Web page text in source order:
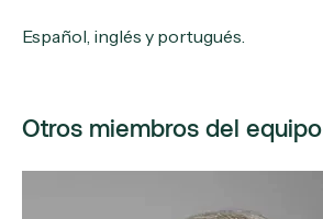
Español, inglés y portugués.
Otros miembros del equipo